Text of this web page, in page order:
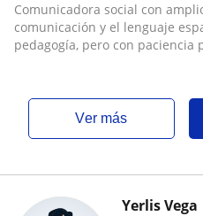
Comunicadora social con
comunicación y el lenguaje
pedagogía, pero con paciencia
ver más
Yerlis Vega